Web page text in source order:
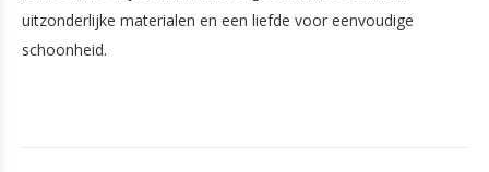
uitzonderlijke materialen en een liefde voor eenvoudige
schoonheid.